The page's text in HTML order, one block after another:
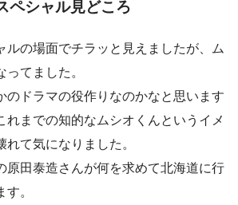
ペシャル見どころ
ルの場面でチラッと見えましたが、ム
ってました。
のドラマの役作りなのかなと思います
れまでの知的なムシオくんというイメ
て気になりました。
原田泰造さんが何を求めて北海道に行
。